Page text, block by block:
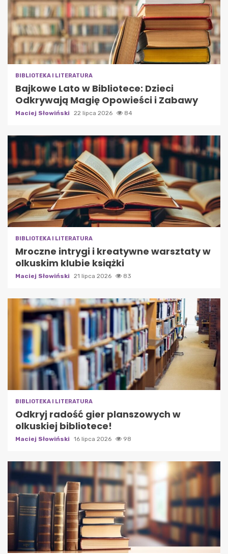
BIBLIOTEKA I LITERATURA
Bajkowe Lato w Bibliotece: Dzieci
Odkrywają Magię Opowieści i Zabawy
Maciej Słowiński 22 lipca 2026 84
BIBLIOTEKA I LITERATURA
Mroczne intrygi i kreatywne warsztaty w
olkuskim klubie książki
Maciej Słowiński 21 lipca 2026 83
BIBLIOTEKA I LITERATURA
Odkryj radość gier planszowych w
olkuskiej bibliotece!
Maciej Słowiński 16 lipca 2026 98